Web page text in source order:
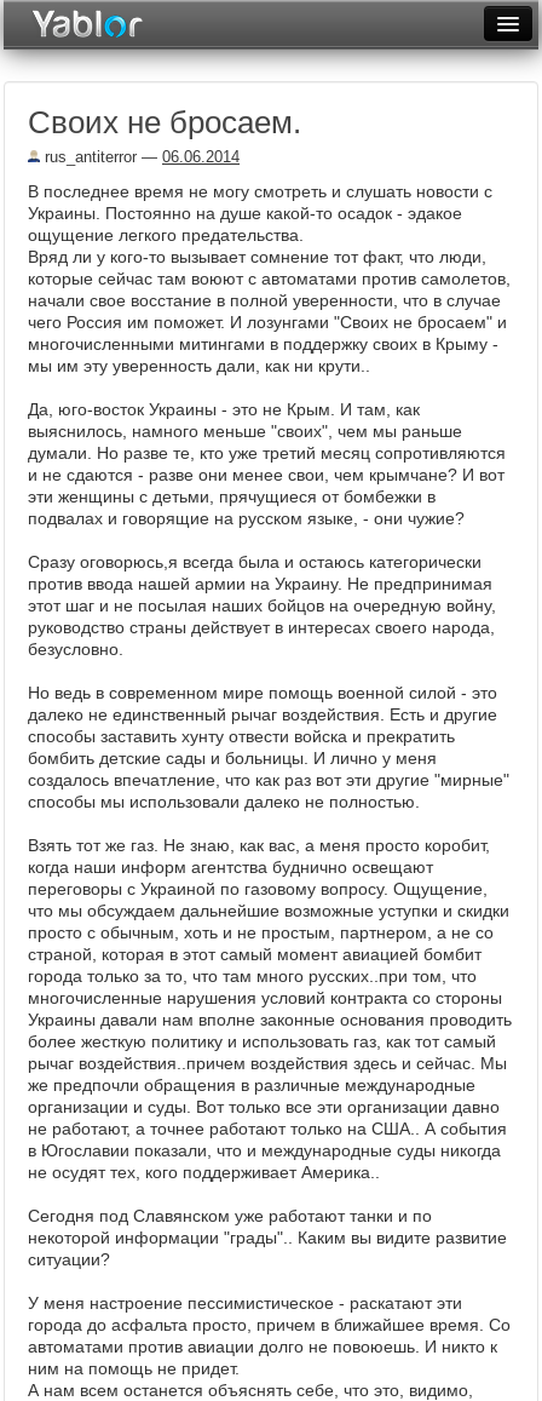
Неделя
Рейтинги
Архив
Фототоп
Видеотоп
Своих не бросаем.
rus_antiterror — 06.06.2014
В последнее время не могу смотреть и слушать новости с
Украины. Постоянно на душе какой-то осадок - эдакое
ощущение легкого предательства.
Вряд ли у кого-то вызывает сомнение тот факт, что люди,
которые сейчас там воюют с автоматами против самолетов,
начали свое восстание в полной уверенности, что в случае
чего Россия им поможет. И лозунгами "Своих не бросаем" и
многочисленными митингами в поддержку своих в Крыму -
мы им эту уверенность дали, как ни крути..
Да, юго-восток Украины - это не Крым. И там, как
выяснилось, намного меньше "своих", чем мы раньше
думали. Но разве те, кто уже третий месяц сопротивляются
и не сдаются - разве они менее свои, чем крымчане? И вот
эти женщины с детьми, прячущиеся от бомбежки в
подвалах и говорящие на русском языке, - они чужие?
Сразу оговорюсь,я всегда была и остаюсь категорически
против ввода нашей армии на Украину. Не предпринимая
этот шаг и не посылая наших бойцов на очередную войну,
руководство страны действует в интересах своего народа,
безусловно.
Но ведь в современном мире помощь военной силой - это
далеко не единственный рычаг воздействия. Есть и другие
способы заставить хунту отвести войска и прекратить
бомбить детские сады и больницы. И лично у меня
создалось впечатление, что как раз вот эти другие "мирные"
способы мы использовали далеко не полностью.
Взять тот же газ. Не знаю, как вас, а меня просто коробит,
когда наши информ агентства буднично освещают
переговоры с Украиной по газовому вопросу. Ощущение,
что мы обсуждаем дальнейшие возможные уступки и скидки
просто с обычным, хоть и не простым, партнером, а не со
страной, которая в этот самый момент авиацией бомбит
города только за то, что там много русских..при том, что
многочисленные нарушения условий контракта со стороны
Украины давали нам вполне законные основания проводить
более жесткую политику и использовать газ, как тот самый
рычаг воздействия..причем воздействия здесь и сейчас. Мы
же предпочли обращения в различные международные
организации и суды. Вот только все эти организации давно
не работают, а точнее работают только на США.. А события
в Югославии показали, что и международные суды никогда
не осудят тех, кого поддерживает Америка..
Сегодня под Славянском уже работают танки и по
некоторой информации "грады".. Каким вы видите развитие
ситуации?
У меня настроение пессимистическое - раскатают эти
города до асфальта просто, причем в ближайшее время. Со
автоматами против авиации долго не повоюешь. И никто к
ним на помощь не придет.
А нам всем останется объяснять себе, что это, видимо,